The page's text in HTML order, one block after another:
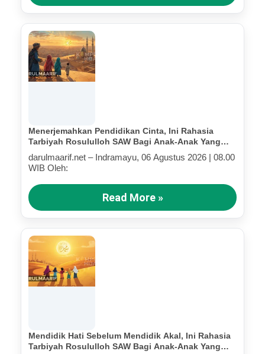
Menerjemahkan Pendidikan Cinta, Ini Rahasia
Tarbiyah Rosululloh SAW Bagi Anak-Anak Yang
Terluka (Bagian IV)
darulmaarif.net – Indramayu, 06 Agustus 2026 | 08.00
WIB Oleh:
Read More »
Mendidik Hati Sebelum Mendidik Akal, Ini Rahasia
Tarbiyah Rosululloh SAW Bagi Anak-Anak Yang